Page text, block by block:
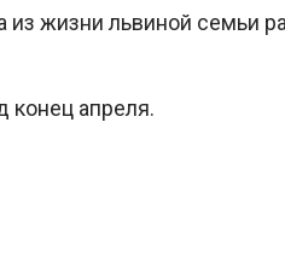
из жизни львиной семьи
конец апреля.